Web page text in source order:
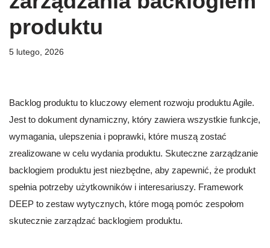
produktu
5 lutego, 2026
Backlog produktu to kluczowy element rozwoju produktu Agile.
Jest to dokument dynamiczny, który zawiera wszystkie funkcje,
wymagania, ulepszenia i poprawki, które muszą zostać
zrealizowane w celu wydania produktu. Skuteczne zarządzanie
backlogiem produktu jest niezbędne, aby zapewnić, że produkt
spełnia potrzeby użytkowników i interesariuszy. Framework
DEEP to zestaw wytycznych, które mogą pomóc zespołom
skutecznie zarządzać backlogiem produktu.